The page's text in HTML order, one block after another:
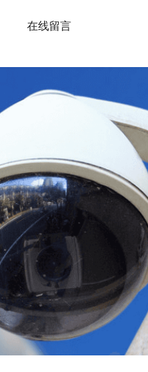
在线留言